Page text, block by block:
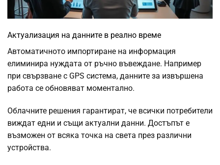
Актуализация на данните в реално време
Автоматичното импортиране на информация
елиминира нуждата от ръчно въвеждане. Например
при свързване с GPS система, данните за извършена
работа се обновяват моментално.
Облачните решения гарантират, че всички потребители
виждат едни и същи актуални данни. Достъпът е
възможен от всяка точка на света през различни
устройства.